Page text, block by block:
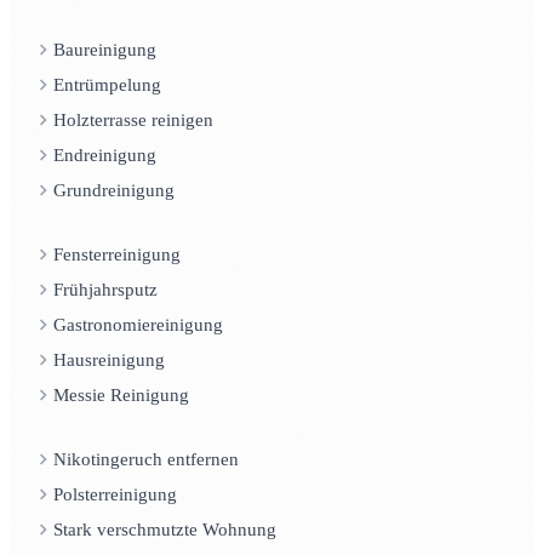
Baureinigung
Entrümpelung
Holzterrasse reinigen
Endreinigung
Grundreinigung
Fensterreinigung
Frühjahrsputz
Gastronomiereinigung
Hausreinigung
Messie Reinigung
Nikotingeruch entfernen
Polsterreinigung
Stark verschmutzte Wohnung